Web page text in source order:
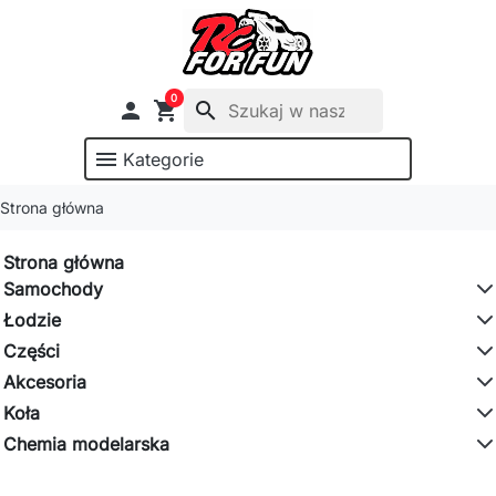
 shopping_cart
0
search
menu Kategorie
Strona główna
Strona główna
Samochody
Łodzie
Części
Akcesoria
Koła
Chemia modelarska